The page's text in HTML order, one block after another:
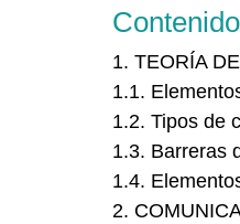
1. TEORÍA
1.1.
1.2. Tipos de
1.3. Barreras
1.4.
2.